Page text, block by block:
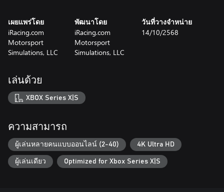
waiting and asking for! Welcome to NASCAR 25!
เผยแพร่โดย
iRacing.com
Motorsport
Simulations, LLC
พัฒนาโดย
iRacing.com
Motorsport
Simulations, LLC
วันที่วางจำหน่าย
14/10/2568
เล่นด้วย
XBOX Series X|S
ความสามารถ
ผู้เล่นหลายคนแบบออนไลน์ (2-40) 4K Ultra HD
ผู้เล่นเดียว Optimized for Xbox Series X|S